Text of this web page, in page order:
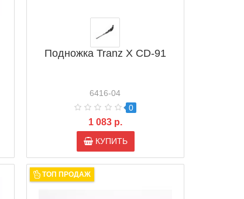
Подножка Tranz X CD-91
6416-04
0
1 083 р.
КУПИТЬ
ТОП ПРОДАЖ